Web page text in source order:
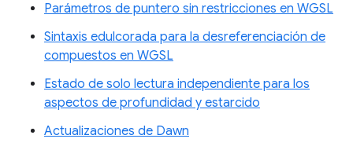
Parámetros de puntero sin restricciones en WGSL
Sintaxis edulcorada para la desreferenciación de
compuestos en WGSL
Estado de solo lectura independiente para los
aspectos de profundidad y estarcido
Actualizaciones de Dawn